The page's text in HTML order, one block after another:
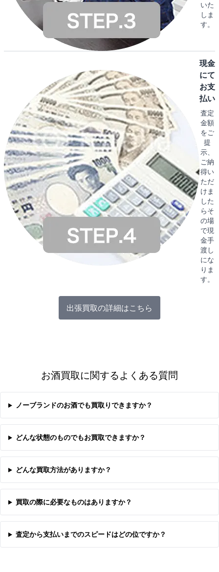
いた
しま
す。
現金
にて
お支
払い
査定
金額
をご
提
示、
ご納
得い
ただ
けま
した
らそ
の場
で現
金手
渡し
にな
りま
す。
出張買取の詳細はこちら
お酒買取に関するよくある質問
ノーブランドのお酒でも買取りできますか？
どんな状態のものでもお買取できますか？
どんな買取方法がありますか？
買取の際に必要なものはありますか？
査定から支払いまでのスピードはどの位ですか？